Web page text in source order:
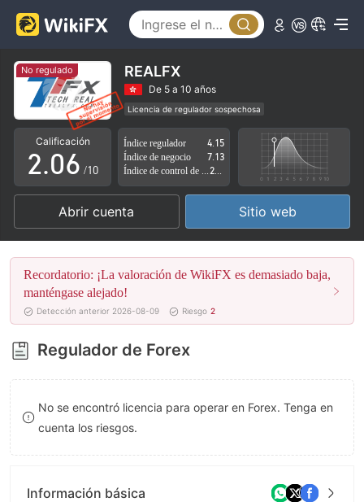
No regulado REALFX
De 5 a 10 años
Licencia de regulador sospechosa
Zona de negocio sospechoso
Riesgo potencial alto
Calificación
0
1
2
3
4
5
6
7
8
9
.0
1
2
3
4
5
6
7
8
9
2
3
4
5
6
7
8
9
/10
Índice regulador
4.15
Índice de negocio
7.13
Abrir cuenta Sitio web
Recordatorio: ¡La valoración de WikiFX es demasiado baja,
manténgase alejado!
Detección anterior 2026-08-09 Riesgo 2
Regulador de Forex
No se encontró licencia para operar en Forex. Tenga en
cuenta los riesgos.
Información básica